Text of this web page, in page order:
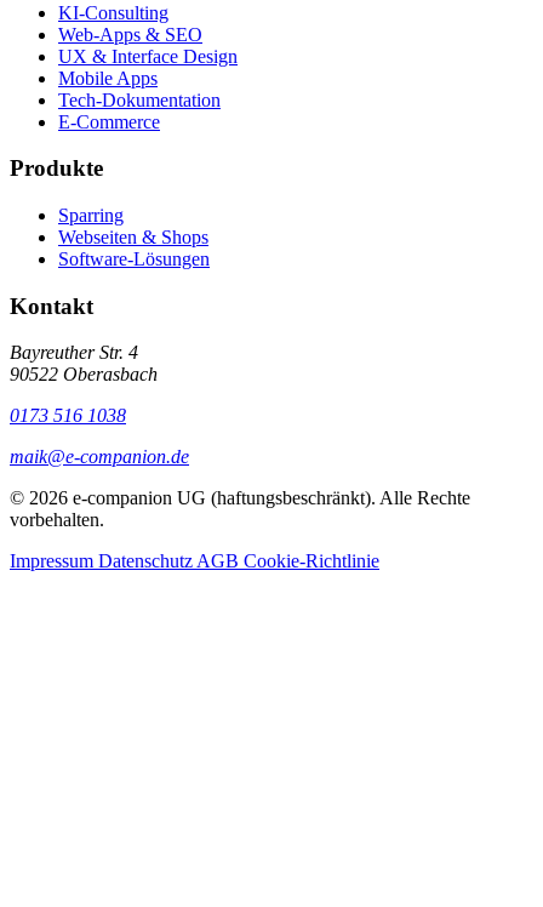
KI-Consulting
Web-Apps & SEO
UX & Interface Design
Mobile Apps
Tech-Dokumentation
E-Commerce
Produkte
Sparring
Webseiten & Shops
Software-Lösungen
Kontakt
Bayreuther Str. 4
90522 Oberasbach
0173 516 1038
maik@e-companion.de
© 2026 e-companion UG (haftungsbeschränkt). Alle Rechte
vorbehalten.
Impressum Datenschutz AGB Cookie-Richtlinie